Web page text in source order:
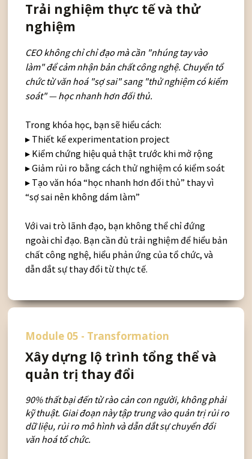
Trải nghiệm thực tế và thử
nghiệm
CEO không chỉ chỉ đạo mà cần "nhúng tay vào
làm" để cảm nhận bản chất công nghệ. Chuyển tổ
chức từ văn hoá "sợ sai" sang "thử nghiệm có kiểm
soát" — học nhanh hơn đối thủ.
Trong khóa học, bạn sẽ hiểu cách:
▸ Thiết kế experimentation project
▸ Kiểm chứng hiệu quả thật trước khi mở rộng
▸ Giảm rủi ro bằng cách thử nghiệm có kiểm soát
▸ Tạo văn hóa “học nhanh hơn đối thủ” thay vì
“sợ sai nên không dám làm”
Với vai trò lãnh đạo, bạn không thể chỉ đứng
ngoài chỉ đạo. Bạn cần đủ trải nghiệm để hiểu bản
chất công nghệ, hiểu phản ứng của tổ chức, và
dẫn dắt sự thay đổi từ thực tế.
Xây dựng lộ trình tổng thể và
quản trị thay đổi
90% thất bại đến từ rào cản con người, không phải
kỹ thuật. Giai đoạn này tập trung vào quản trị rủi ro
dữ liệu, rủi ro mô hình và dẫn dắt sự chuyển đổi
văn hoá tổ chức.
Module 05 - Transformation